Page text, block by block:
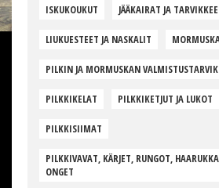
ISKUKOUKUT JÄÄKAIRAT JA
LIUKUESTEET JA NASKALIT
PILKIN JA MORMUSKAN
PILKKIKELAT PILKKIKETJUT JA LUKOT
PILKKISIIMAT
PILKKIVAVAT, KÄRJET, RUNGOT,
ONGET